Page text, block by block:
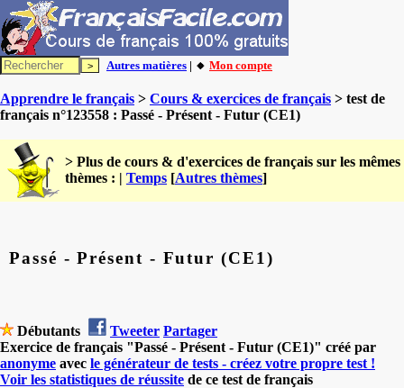
Autres matières | 🔸 Mon compte
Apprendre le français > Cours & exercices de français > test de
français n°123558 : Passé - Présent - Futur (CE1)
> Plus de cours & d'exercices de français sur les mêmes
thèmes : | Temps [Autres thèmes]
Passé - Présent - Futur (CE1)
Débutants Tweeter Partager
Exercice de français "Passé - Présent - Futur (CE1)" créé par
anonyme avec le générateur de tests - créez votre propre test !
Voir les statistiques de réussite de ce test de français